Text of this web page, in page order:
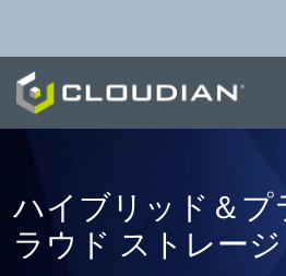
ハイブリッド＆プ
ラウド ストレージ